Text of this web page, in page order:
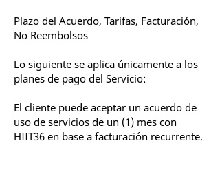
Plazo del Acuerdo, Tarifas, Facturación,
No Reembolsos
Lo siguiente se aplica únicamente a los
planes de pago del Servicio:
El cliente puede aceptar un acuerdo de
uso de servicios de un (1) mes con
HIIT36 en base a facturación recurrente.